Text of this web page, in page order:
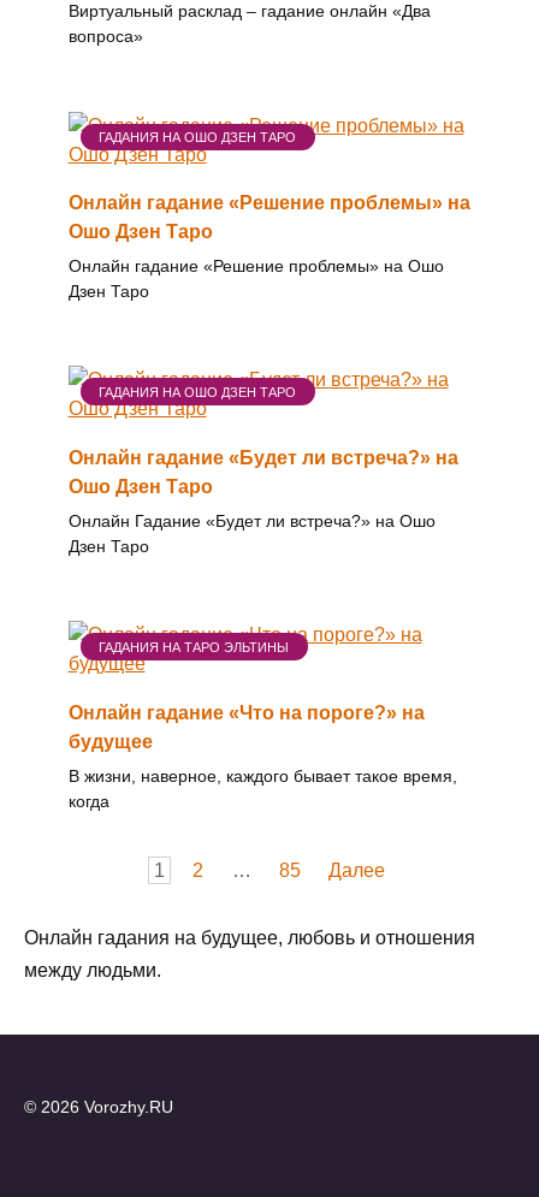
Виртуальный расклад – гадание онлайн «Два
вопроса»
ГАДАНИЯ НА ОШО ДЗЕН ТАРО
Онлайн гадание «Решение проблемы» на
Ошо Дзен Таро
Онлайн гадание «Решение проблемы» на Ошо
Дзен Таро
ГАДАНИЯ НА ОШО ДЗЕН ТАРО
Онлайн гадание «Будет ли встреча?» на
Ошо Дзен Таро
Онлайн Гадание «Будет ли встреча?» на Ошо
Дзен Таро
ГАДАНИЯ НА ТАРО ЭЛЬТИНЫ
Онлайн гадание «Что на пороге?» на
будущее
В жизни, наверное, каждого бывает такое время,
когда
1 2 … 85 Далее
Онлайн гадания на будущее, любовь и отношения
между людьми.
© 2026 Vorozhy.RU